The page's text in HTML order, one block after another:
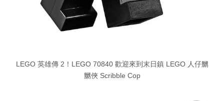
LEGO 英雄傳 2！LEGO 70840 歡迎來到末日鎮 LEGO 人仔嬲
嬲俠 Scribble Cop